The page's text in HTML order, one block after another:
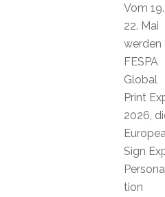
Vom
22. Mai
werden
FESPA
Global
Print
2026,
Sign
tion